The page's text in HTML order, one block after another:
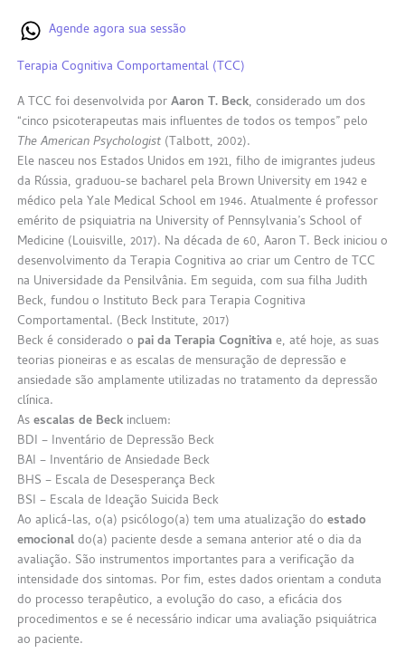
Agende agora sua sessão
Terapia Cognitiva Comportamental (TCC)
A TCC foi desenvolvida porAaron T. Beck, considerado um dos
“cinco psicoterapeutas mais influentes de todos os tempos” pelo
The American Psychologist(Talbott, 2002).
Ele nasceu nos Estados Unidos em 1921, filho de imigrantes judeus
da Rússia, graduou-se bacharel pela Brown University em 1942 e
médico pela Yale Medical School em 1946. Atualmente é professor
emérito de psiquiatria na University of Pennsylvania’s School of
Medicine (Louisville, 2017). Na década de 60, Aaron T. Beck iniciou o
desenvolvimento da Terapia Cognitiva ao criar um Centro de TCC
na Universidade da Pensilvânia. Em seguida, com sua filha Judith
Beck, fundou o Instituto Beck para Terapia Cognitiva
Comportamental. (Beck Institute, 2017)
Beck é considerado o pai da Terapia Cognitivae, até hoje, as suas
teorias pioneiras e as escalas de mensuração de depressão e
ansiedade são amplamente utilizadas no tratamento da depressão
clínica.
Asescalas de Beckincluem:
BDI – Inventário de Depressão Beck
BAI – Inventário de Ansiedade Beck
BHS – Escala de Desesperança Beck
BSI – Escala de Ideação Suicida Beck
Ao aplicá-las, o(a) psicólogo(a) tem uma atualização do estado
emocionaldo(a) paciente desde a semana anterior até o dia da
avaliação. São instrumentos importantes para a verificação da
intensidade dos sintomas. Por fim, estes dados orientam a conduta
do processo terapêutico, a evolução do caso, a eficácia dos
procedimentos e se é necessário indicar uma avaliação psiquiátrica
ao paciente.